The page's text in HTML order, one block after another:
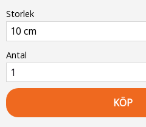
Storlek
Antal
KÖP